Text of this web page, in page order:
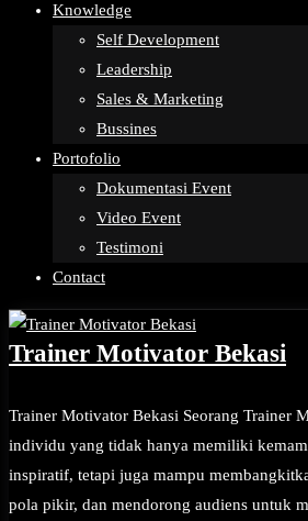
Knowledge
Self Development
Leadership
Sales & Marketing
Bussines
Portofolio
Dokumentasi Event
Video Event
Testimoni
Contact
Trainer Motivator Bekasi
Trainer Motivator Bekasi Seorang Trainer
individu yang tidak hanya memiliki
inspiratif, tetapi juga mampu
pola pikir, dan mendorong audiens untuk